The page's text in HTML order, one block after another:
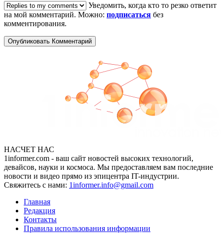
Уведомить, когда кто то резко ответит
на мой комментарий. Можно: подписаться без
комментирования.
НАСЧЕТ НАС
1informer.com - ваш сайт новостей высоких технологий,
девайсов, науки и космоса. Мы предоставляем вам последние
новости и видео прямо из эпицентра IT-индустрии.
Свяжитесь с нами: 1informer.info@gmail.com
Главная
Редакция
Контакты
Правила использования информации